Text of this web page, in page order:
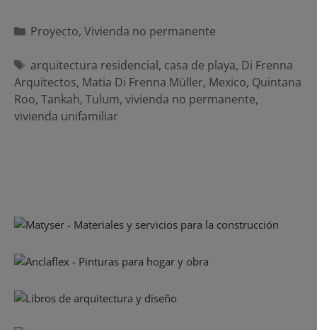
Categorías
Proyecto, Vivienda no permanente
Etiquetas
arquitectura residencial, casa de playa, Di Frenna
Arquitectos, Matia Di Frenna Müller, Mexico, Quintana
Roo, Tankah, Tulum, vivienda no permanente,
vivienda unifamiliar